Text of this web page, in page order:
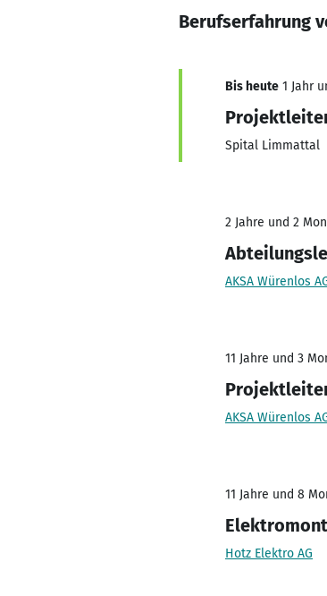
Berufserfahrung
Bis heute 1 Jahr
Spital Limmattal
2 Jahre und 2
AKSA Würenlos
11 Jahre und 3
AKSA Würenlos
11 Jahre und 8
Hotz Elektro AG